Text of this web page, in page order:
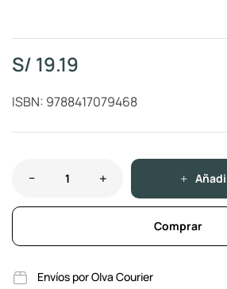
S/ 19.19
ISBN: 9788417079468
Comprar
Envíos por Olva Courier